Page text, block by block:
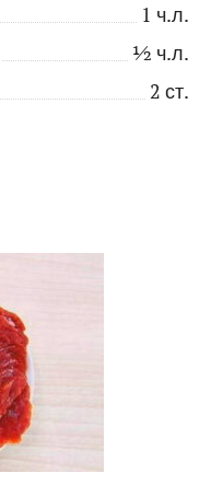
1 ч.л.
½ ч.л.
2 ст.